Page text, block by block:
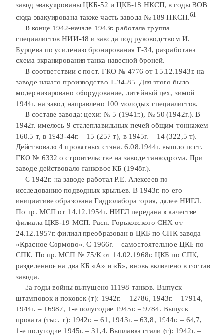
завод эвакуированы ЦКБ-52 и ЦКБ-18 НКСП, в годы ВОВ
сюда эвакуирована также часть завода № 189 НКСП.61
В конце 1942-начале 1943г. работала группа
специалистов НИИ-48 и завода под руководством И.
Бурцева по усилению бронирования Т-34, разработана
схема экранирования танка навесной броней.
В соответствии с пост. ГКО № 4776 от 15.12.1943г. на
заводе начато производство Т-34-85. Для этого было
модернизировано оборудование, литейный цех, зимой
1944г. на завод направлено 100 молодых специалистов.
В составе завода: цехи: № 5 (1941г.), № 50 (1942г.). В
1942г. имелось 9 сталеплавильных печей общим тоннажем
160,5 т, в 1943-44г. – 15 (257 т), в 1945г. – 14 (322,5 т).
Действовало 4 прокатных стана. 6.08.1944г. вышло пост.
ГКО № 6332 о строительстве на заводе танкодрома. При
заводе действовало танковое КБ (1948г.).
С 1942г. на заводе работал Р.Е. Алексеев по
исследованию подводных крыльев. В 1943г. по его
инициативе образована Гидролаборатория, далее НИГЛ.
По пр. МСП от 14.12.1954г. НИГЛ передана в качестве
филиала ЦКБ-19 МСП. Расп. Горьковского СНХ от
24.12.1957г. филиал преобразован в ЦКБ по СПК завода
«Красное Сормово». С 1966г. – самостоятельное ЦКБ по
СПК. По пр. МСП № 75/К от 14.02.1968г. ЦКБ по СПК,
разделенное на два КБ «А» и «Б», вновь включено в состав
завода.
За годы войны выпущено 11198 танков. Выпуск
штамповок и поковок (т): 1942г. – 12786, 1943г. – 17914,
1944г. – 16987, 1-е полугодие 1945г. – 9784. Выпуск
проката (тыс. т): 1942г. – 61, 1943г. – 63,8, 1944г. – 64,7,
1-е полугодие 1945г. – 31,4. Выплавка стали (т): 1942г. –